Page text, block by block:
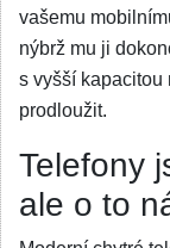
vašemu
nýbrž mu ji
s vyšší kapacitou
prodloužit.
Telefony
ale o to